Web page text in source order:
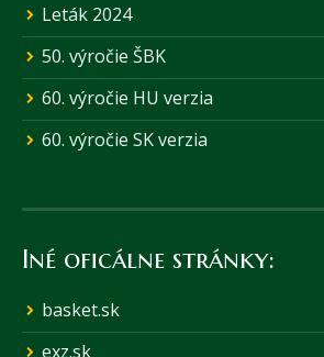
Leták 2024
50. výročie ŠBK
60. výročie HU verzia
60. výročie SK verzia
Iné oficálne stránky:
basket.sk
exz.sk